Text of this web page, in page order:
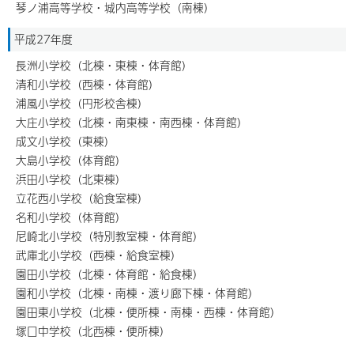
琴ノ浦高等学校・城内高等学校（南棟）
平成27年度
長洲小学校（北棟・東棟・体育館）
清和小学校（西棟・体育館）
浦風小学校（円形校舎棟）
大庄小学校（北棟・南東棟・南西棟・体育館）
成文小学校（東棟）
大島小学校（体育館）
浜田小学校（北東棟）
立花西小学校（給食室棟）
名和小学校（体育館）
尼崎北小学校（特別教室棟・体育館）
武庫北小学校（西棟・給食室棟）
園田小学校（北棟・体育館・給食棟）
園和小学校（北棟・南棟・渡り廊下棟・体育館）
園田東小学校（北棟・便所棟・南棟・西棟・体育館）
塚口中学校（北西棟・便所棟）